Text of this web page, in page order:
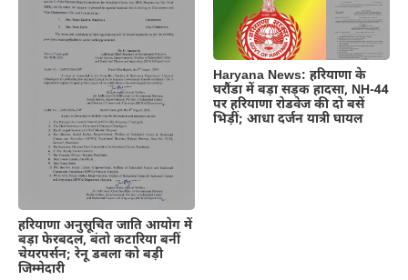
हरियाणा अनुसूचित जाति आयोग में
बड़ा फेरबदल, बंतो कटारिया बनीं
चेयरपर्सन; रेनू डबला को बड़ी
जिम्मेदारी
Haryana News: हरियाणा के
घरौंडा में बड़ा सड़क हादसा, NH-44
पर हरियाणा रोडवेज की दो बसें
भिड़ीं; आधा दर्जन यात्री घायल